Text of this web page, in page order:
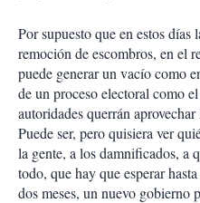
Por supuesto que en estos días
remoción de escombros, en el
puede generar un vacío como
de un proceso electoral como
autoridades querrán
Puede ser, pero quisiera ver
la gente, a los damnificados, a
todo, que hay que esperar
dos meses, un nuevo gobierno